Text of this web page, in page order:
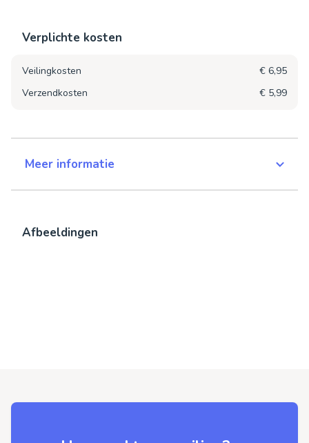
Verplichte kosten
Veilingkosten
€ 6,95
Verzendkosten
€ 5,99
Meer informatie
Afbeeldingen